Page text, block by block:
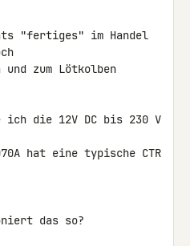
"fertiges" im Handel
zum Lötkolben
die 12V DC bis 230 V
hat eine typische CTR
das so?